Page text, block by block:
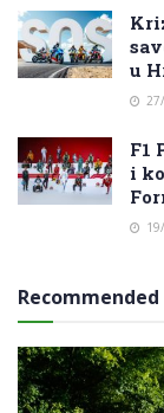
u
F1
i
Recommended